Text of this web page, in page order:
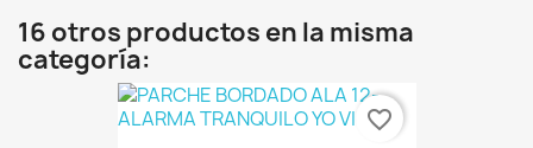
16 otros productos en la misma
categoría:
favorite_border